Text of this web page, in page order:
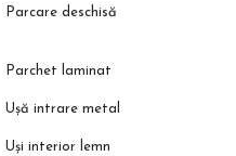
Parcare deschisă
Parchet laminat
Ușă intrare metal
Uși interior lemn